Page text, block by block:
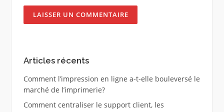
Articles récents
Comment l’impression en ligne a-t-elle bouleversé le
marché de l’imprimerie?
Comment centraliser le support client, les